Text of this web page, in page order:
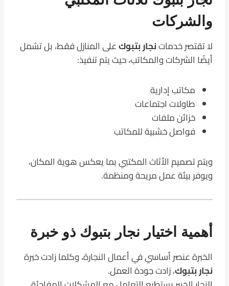
والشركات
لا تقتصر خدماتنجار بتبوكعلى المنازل فقط، بل تشمل
أيضًا الشركات والمكاتب، حيث يتم تنفيذ:
مكاتب إدارية
طاولات اجتماعات
خزائن ملفات
فواصل خشبية للمكاتب
ويتم تصميم الأثاث المكتبي بما يعكس هوية المكان،
ويوفر بيئة عمل مريحة ومنظمة.
أهمية اختيار نجار بتبوك ذو خبرة
الخبرة عنصر أساسي في أعمال النجارة، وكلما زادت خبرة
نجار بتبوك، زادت جودة العمل.